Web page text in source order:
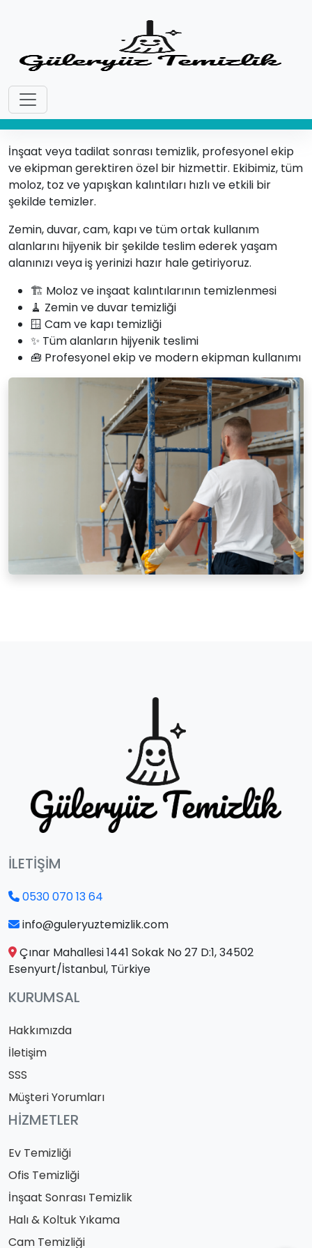
İnşaat Sonrası Temizlik
İnşaat veya tadilat sonrası temizlik, profesyonel ekip
ve ekipman gerektiren özel bir hizmettir. Ekibimiz, tüm
moloz, toz ve yapışkan kalıntıları hızlı ve etkili bir
şekilde temizler.
Zemin, duvar, cam, kapı ve tüm ortak kullanım
alanlarını hijyenik bir şekilde teslim ederek yaşam
alanınızı veya iş yerinizi hazır hale getiriyoruz.
🏗 Moloz ve inşaat kalıntılarının temizlenmesi
🧹 Zemin ve duvar temizliği
🪟 Cam ve kapı temizliği
✨ Tüm alanların hijyenik teslimi
🧰 Profesyonel ekip ve modern ekipman kullanımı
İLETIŞIM
0530 070 13 64
info@guleryuztemizlik.com
Çınar Mahallesi 1441 Sokak No 27 D:1, 34502
Esenyurt/İstanbul, Türkiye
KURUMSAL
Hakkımızda
İletişim
SSS
Müşteri Yorumları
HIZMETLER
Ev Temizliği
Ofis Temizliği
İnşaat Sonrası Temizlik
Halı & Koltuk Yıkama
Cam Temizliği